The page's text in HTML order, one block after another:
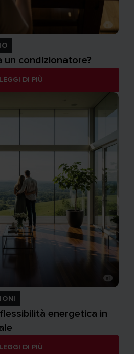
un condizionatore?
LEGGI DI PIÙ
energetica in
LEGGI DI PIÙ